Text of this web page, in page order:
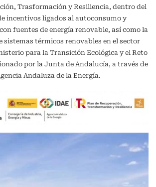
Trasformación y Resiliencia, dentro del
incentivos ligados al autoconsumo y
fuentes de energía renovable, así como la
sistemas térmicos renovables en el sector
para la Transición Ecológica y el Reto
por la Junta de Andalucía, a través de
Andaluza de la Energía.